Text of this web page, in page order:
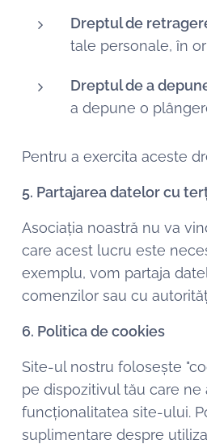
Dreptul de
tale personale, în
Dreptul de a
a depune o
Pentru a exercita aceste
5. Partajarea datelor cu
Asociația noastră nu va
care acest lucru este
exemplu, vom partaja
comenzilor sau cu
6. Politica de cookies
Site-ul nostru folosește
pe dispozitivul tău care
funcționalitatea site-ului.
suplimentare despre